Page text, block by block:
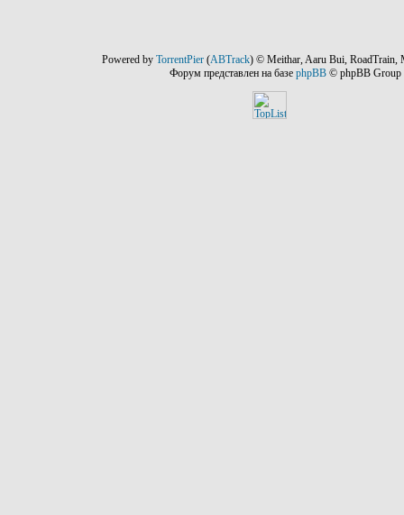
Powered by TorrentPier(ABTrack) © Meithar, Aaru Bui, RoadTrain,
Форум представлен на базе phpBB © phpBB Group